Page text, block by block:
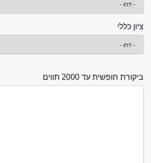
ציון כללי
ביקורת חופשית עד 2000 תווים